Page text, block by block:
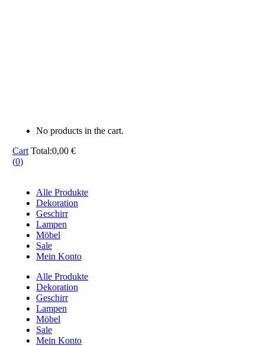
No products in the cart.
Cart Total:0,00 €
(0)
Alle Produkte
Dekoration
Geschirr
Lampen
Möbel
Sale
Mein Konto
Alle Produkte
Dekoration
Geschirr
Lampen
Möbel
Sale
Mein Konto